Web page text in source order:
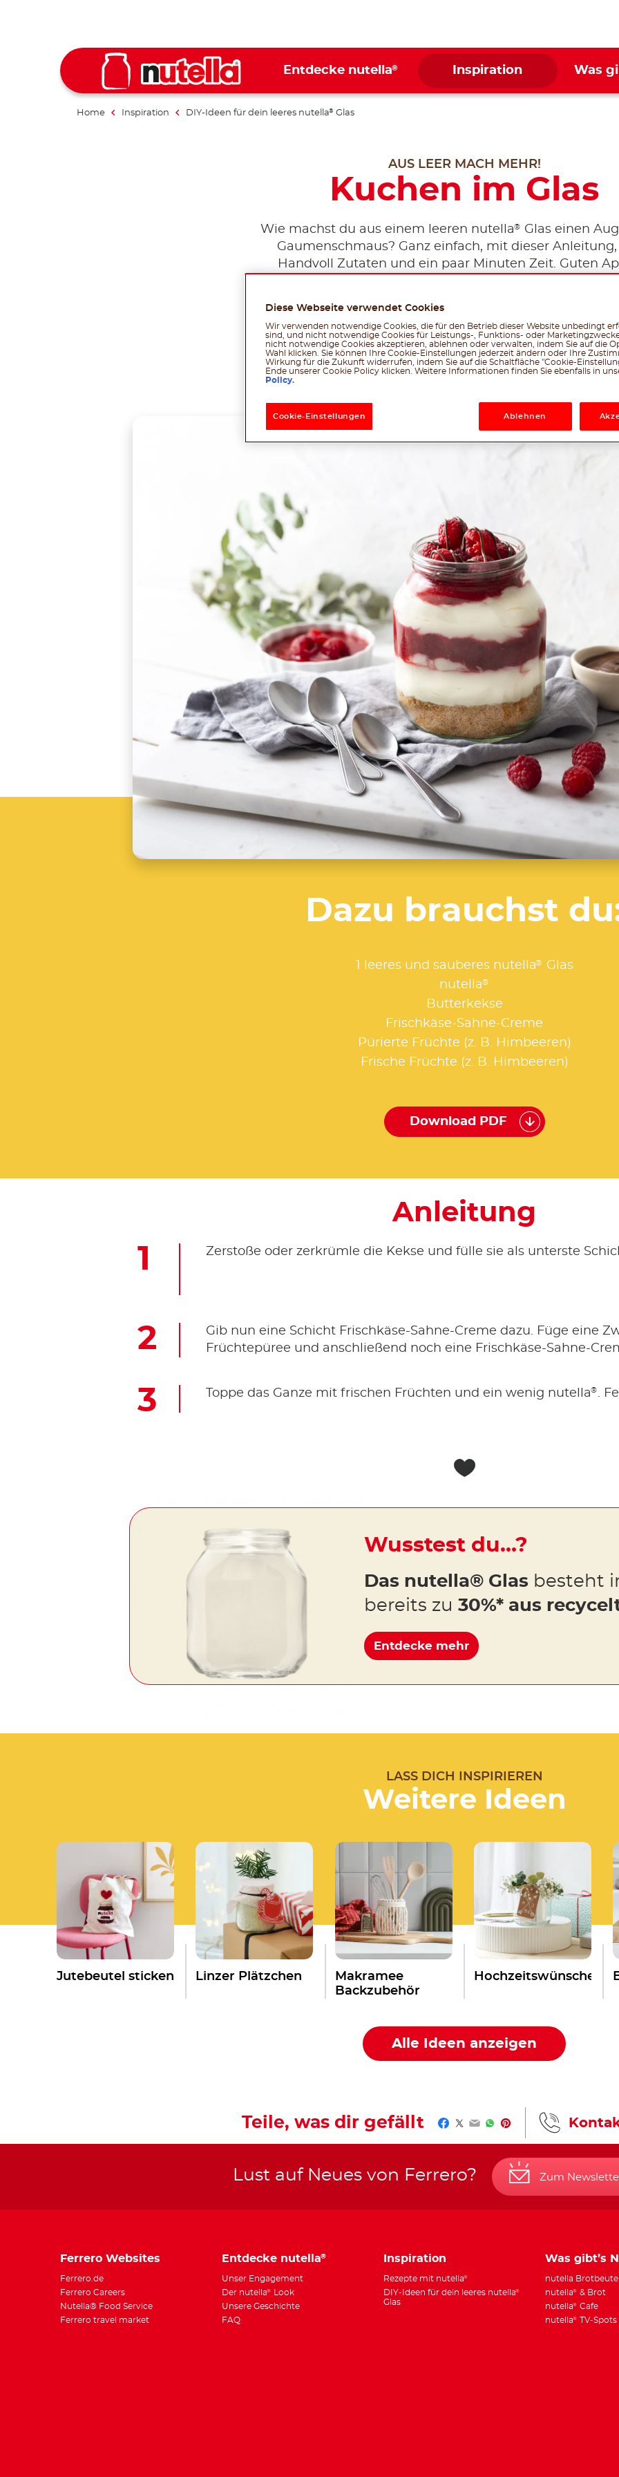
Entdecke nutella® Inspiration Was
Home Inspiration DIY-Ideen für dein leeres nutella® Glas
AUS LEER MACH MEHR!
Kuchen im Glas
Wie machst du aus einem leeren nutella®
Glas einen
Gaumenschmaus? Ganz einfach, mit dieser
Handvoll Zutaten und ein paar Minuten Zeit. Guten
Teile, was dir gefällt Facebook
Twitter
Dazu brauchst
1 leeres und sauberes nutella®
Glas
nutella®
Butterkekse
Frischkäse-Sahne-Creme
Pürierte Früchte (z. B. Himbeeren)
Frische Früchte (z. B. Himbeeren)
Download PDF
Anleitung
Zerstoße oder zerkrümle die Kekse und fülle sie als unterste
Gib nun eine Schicht Frischkäse-Sahne-Creme dazu. Füge eine
Früchtepüree und anschließend noch eine Frischkäse-Sahne-
Toppe das Ganze mit frischen Früchten und ein wenig nutella®.
Wusstest du…?
Das nutella® Glasbesteht
bereits zu 30%* aus
Entdecke mehr
LASS DICH INSPIRIEREN
Weitere Ideen
Jutebeutel sticken Linzer Plätzchen
Makramee
Backzubehör
Hochzeitswünsche
Alle Ideen anzeigen
Teile, was dir gefällt Facebook
Twitter
EmailWhatsApp
Pinterest
Lust auf Neues von Ferrero? Zum
Ferrero Websites
Ferrero.de
Ferrero Careers
Nutella® Food Service
Ferrero travel market
Entdecke nutella®
Unser Engagement
Der nutella®
Look
Unsere Geschichte
FAQ
Inspiration
Rezepte mit nutella®
DIY-Ideen für dein leeres nutella®
Glas
Was gibt’s
nutella
nutella® & Brot
nutella® Cafe
nutella® TV-Spots
Diese Webseite verwendet Cookies
Wir verwenden notwendige Cookies, die für den Betrieb dieser Website unbedingt
sind, und nicht notwendige Cookies für Leistungs-, Funktions- oder
nicht notwendige Cookies akzeptieren, ablehnen oder verwalten, indem Sie auf die
Wahl klicken. Sie können Ihre Cookie-Einstellungen jederzeit ändern oder Ihre
Wirkung für die Zukunft widerrufen, indem Sie auf die Schaltfläche "Cookie-
Ende unserer Cookie Policy klicken. Weitere Informationen finden Sie ebenfalls in
Policy.
Ablehnen
Cookie-Einstellungen